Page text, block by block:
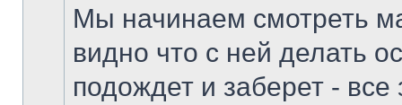
Мы начинаем смотреть
видно что с ней делать
подождет и заберет - все